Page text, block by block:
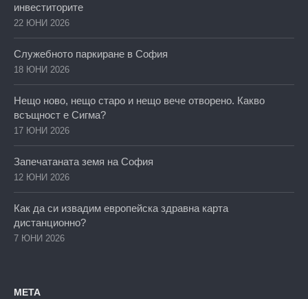
инвеститорите
22 ЮНИ 2026
Служебното паркиране в София
18 ЮНИ 2026
Нещо ново, нещо старо и нещо вече отворено. Какво
всъщност е Сигма?
17 ЮНИ 2026
Запечатаната земя на София
12 ЮНИ 2026
Как да си извадим европейска здравна карта
дистанционно?
7 ЮНИ 2026
МЕТА